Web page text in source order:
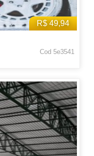
R$ 49,94
Cod 5e3541